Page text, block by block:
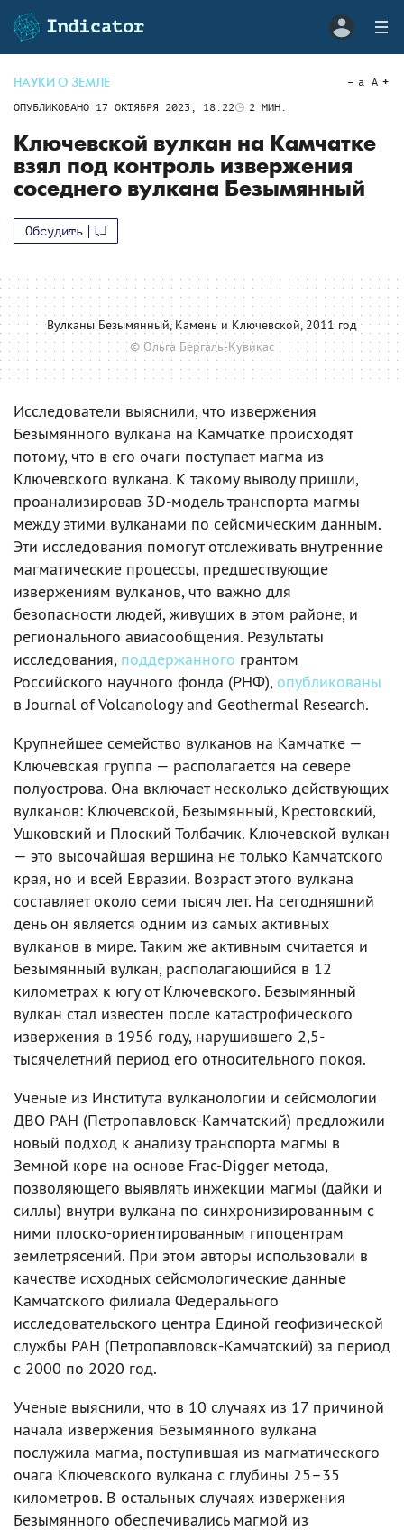
НАУКИ О ЗЕМЛЕ
ОПУБЛИКОВАНО 17 ОКТЯБРЯ 2023, 18:22 2 МИН.
a A
Ключевской вулкан на Камчатке
взял под контроль извержения
соседнего вулкана Безымянный
Обсудить
Вулканы Безымянный, Камень и Ключевской, 2011 год
© Ольга Бергаль-Кувикас
Исследователи выяснили, что извержения
Безымянного вулкана на Камчатке происходят
потому, что в его очаги поступает магма из
Ключевского вулкана. К такому выводу пришли,
проанализировав 3D-модель транспорта магмы
между этими вулканами по сейсмическим данным.
Эти исследования помогут отслеживать внутренние
магматические процессы, предшествующие
извержениям вулканов, что важно для
безопасности людей, живущих в этом районе, и
регионального авиасообщения. Результаты
исследования, поддержанного грантом
Российского научного фонда (РНФ), опубликованы
в Journal of Volcanology and Geothermal Research.
Крупнейшее семейство вулканов на Камчатке —
Ключевская группа — располагается на севере
полуострова. Она включает несколько действующих
вулканов: Ключевской, Безымянный, Крестовский,
Ушковский и Плоский Толбачик. Ключевской вулкан
— это высочайшая вершина не только Камчатского
края, но и всей Евразии. Возраст этого вулкана
составляет около семи тысяч лет. На сегодняшний
день он является одним из самых активных
вулканов в мире. Таким же активным считается и
Безымянный вулкан, располагающийся в 12
километрах к югу от Ключевского. Безымянный
вулкан стал известен после катастрофического
извержения в 1956 году, нарушившего 2,5-
тысячелетний период его относительного покоя.
Ученые из Института вулканологии и сейсмологии
ДВО РАН (Петропавловск-Камчатский) предложили
новый подход к анализу транспорта магмы в
Земной коре на основе Frac-Digger метода,
позволяющего выявлять инжекции магмы (дайки и
силлы) внутри вулкана по синхронизированным с
ними плоско-ориентированным гипоцентрам
землетрясений. При этом авторы использовали в
качестве исходных сейсмологические данные
Камчатского филиала Федерального
исследовательского центра Единой геофизической
службы РАН (Петропавловск-Камчатский) за период
с 2000 по 2020 год.
Ученые выяснили, что в 10 случаях из 17 причиной
начала извержения Безымянного вулкана
послужила магма, поступившая из магматического
очага Ключевского вулкана с глубины 25–35
километров. В остальных случаях извержения
Безымянного обеспечивались магмой из